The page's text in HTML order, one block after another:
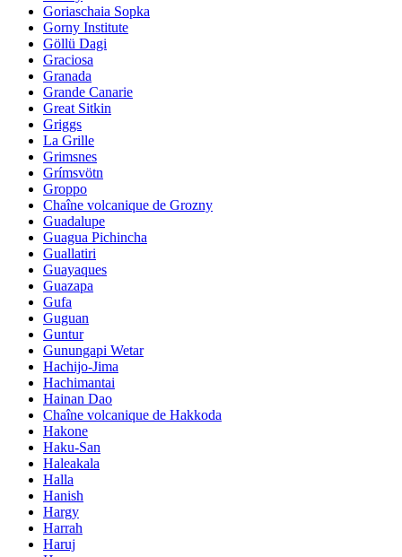
Goriaschaia Sopka
Gorny Institute
Göllü Dagi
Graciosa
Granada
Grande Canarie
Great Sitkin
Griggs
La Grille
Grimsnes
Grímsvötn
Groppo
Chaîne volcanique de Grozny
Guadalupe
Guagua Pichincha
Guallatiri
Guayaques
Guazapa
Gufa
Guguan
Guntur
Gunungapi Wetar
Hachijo-Jima
Hachimantai
Hainan Dao
Chaîne volcanique de Hakkoda
Hakone
Haku-San
Haleakala
Halla
Hanish
Hargy
Harrah
Haruj